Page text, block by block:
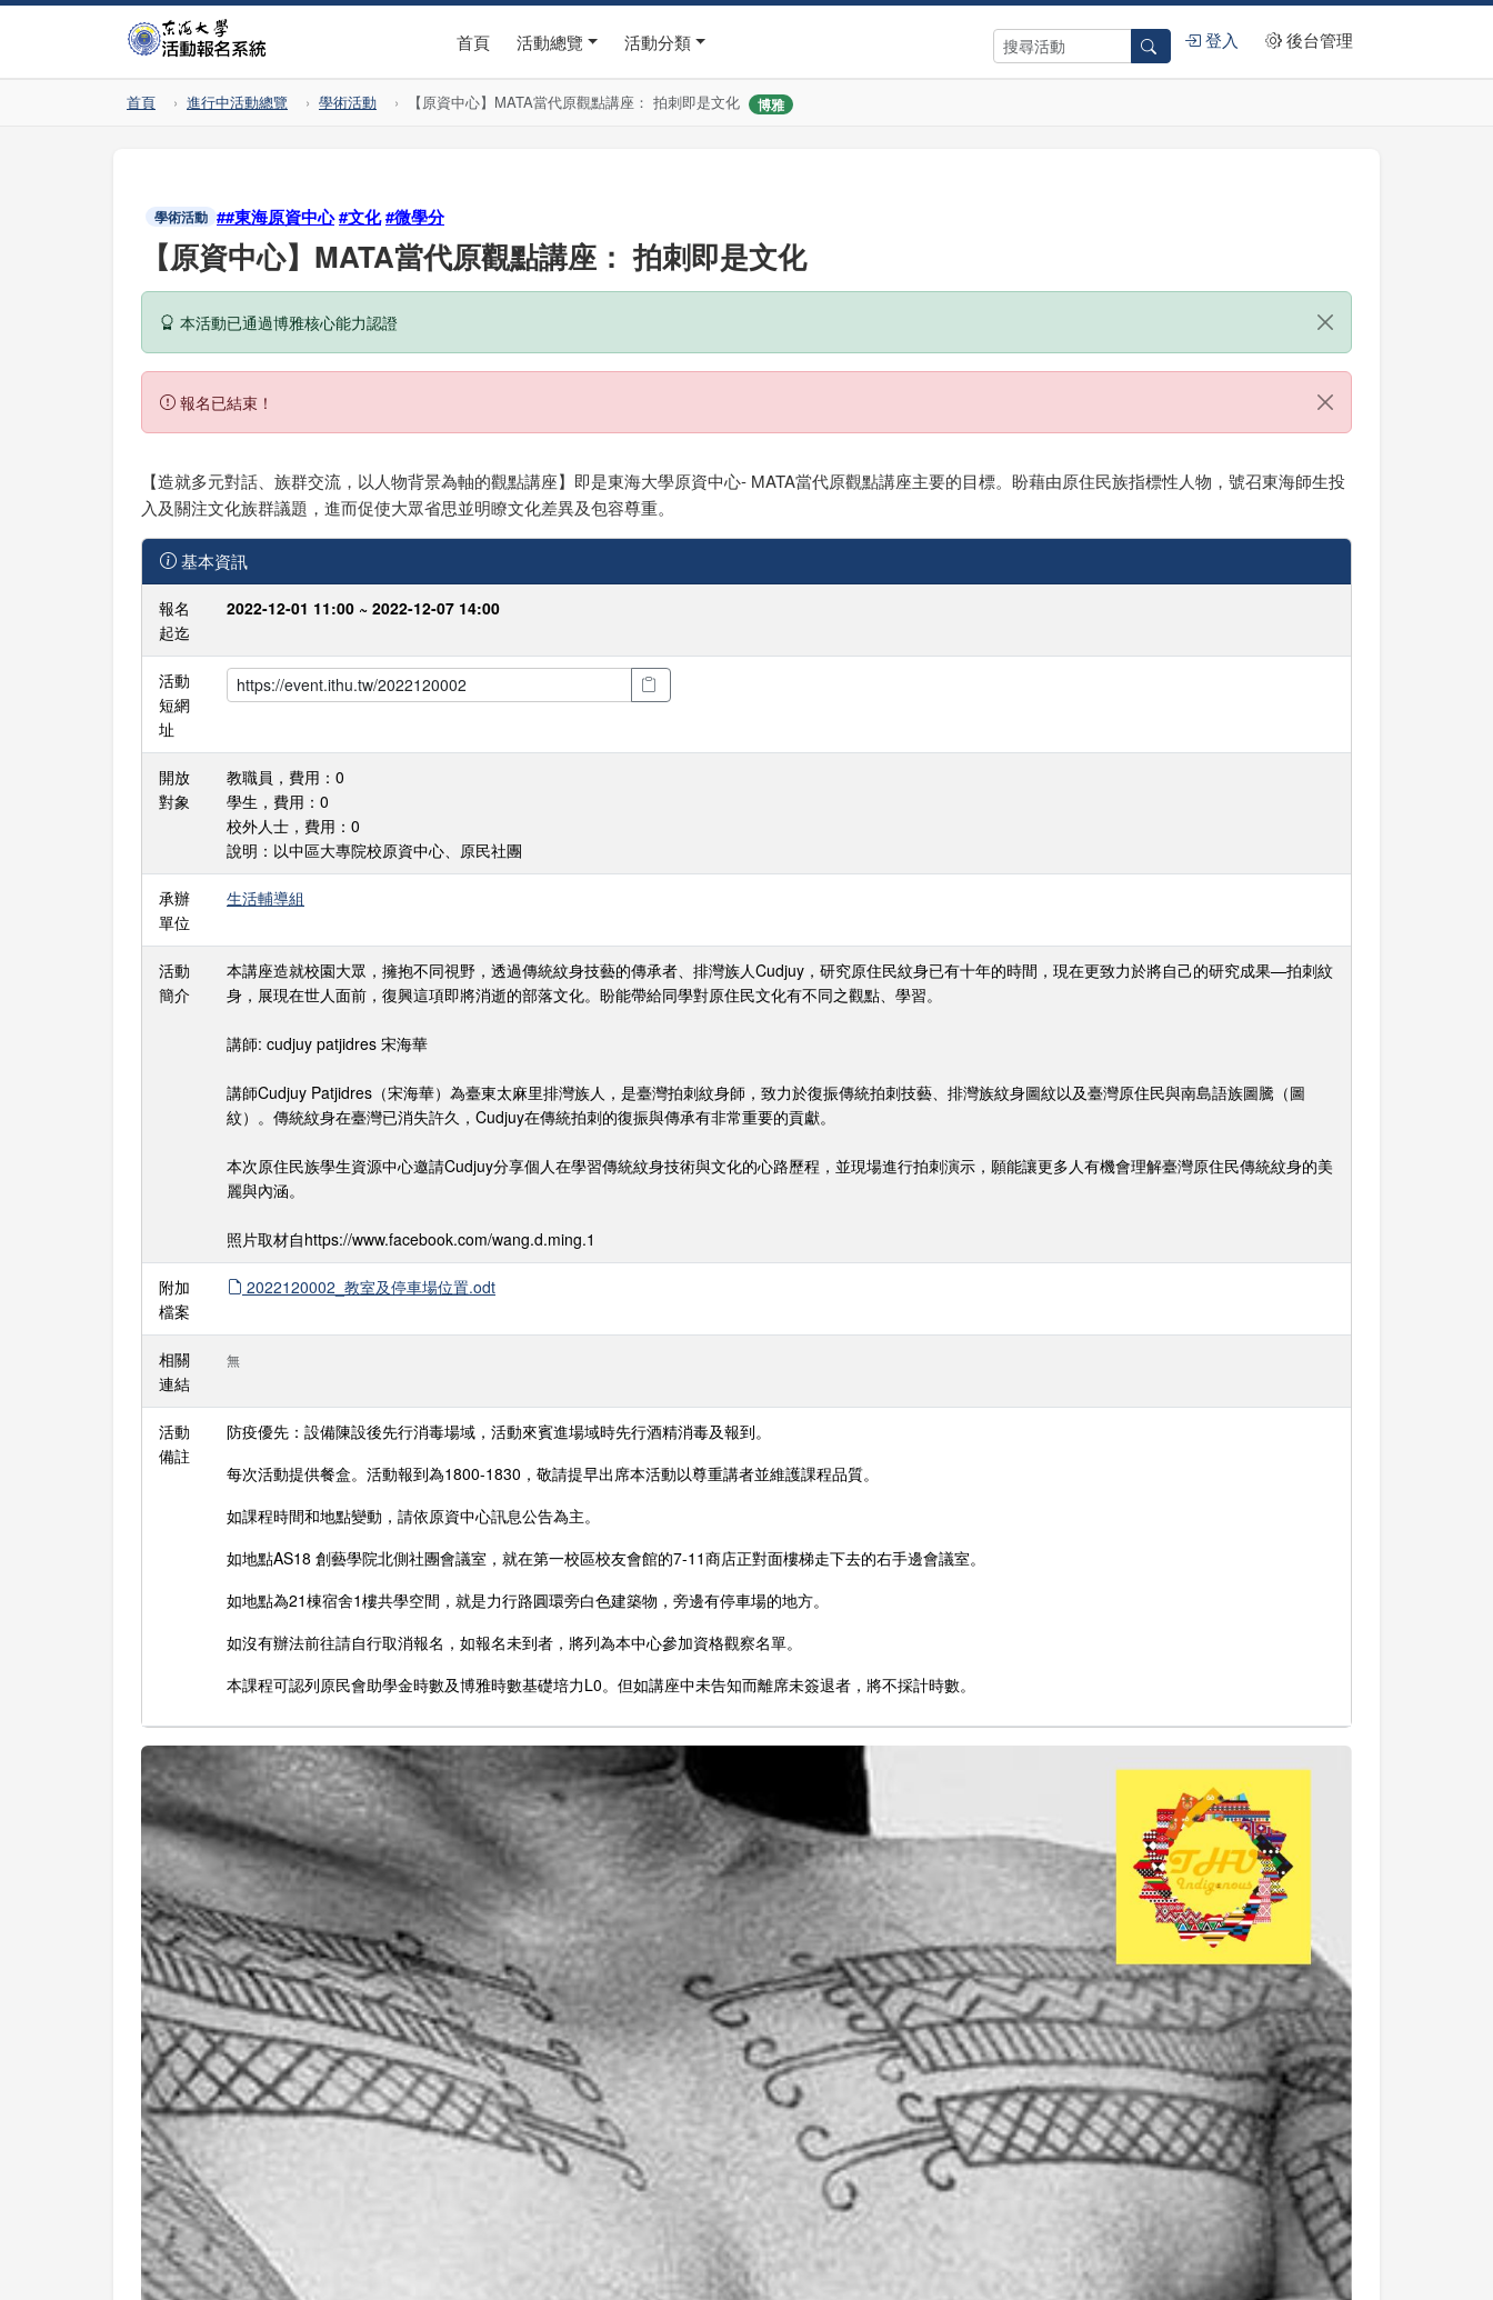
首頁 活動總覽 活動分類 登入 後台管理
首頁 進行中活動總覽 學術活動 【原資中心】MATA當代原觀點講座： 拍刺即是文化 博雅
學術活動 ##東海原資中心#文化#微學分
【原資中心】MATA當代原觀點講座： 拍刺即是文化
本活動已通過博雅核心能力認證
報名已結束！
【造就多元對話、族群交流，以人物背景為軸的觀點講座】即是東海大學原資中心- MATA當代原觀點講座主要的目標。盼藉由原住民族指標性人物，號召東海師生投
入及關注文化族群議題，進而促使大眾省思並明瞭文化差異及包容尊重。
基本資訊
報名
起迄
2022-12-01 11:00 ~ 2022-12-07 14:00
活動
短網
址
開放
對象
教職員，費用：0
學生，費用：0
校外人士，費用：0
說明：以中區大專院校原資中心、原民社團
承辦
單位
生活輔導組
活動
簡介
本講座造就校園大眾，擁抱不同視野，透過傳統紋身技藝的傳承者、排灣族人Cudjuy，研究原住民紋身已有十年的時間，現在更致力於將自己的研究成果—拍刺紋
身，展現在世人面前，復興這項即將消逝的部落文化。盼能帶給同學對原住民文化有不同之觀點、學習。
講師: cudjuy patjidres 宋海華
講師Cudjuy Patjidres（宋海華）為臺東太麻里排灣族人，是臺灣拍刺紋身師，致力於復振傳統拍刺技藝、排灣族紋身圖紋以及臺灣原住民與南島語族圖騰（圖
紋）。傳統紋身在臺灣已消失許久，Cudjuy在傳統拍刺的復振與傳承有非常重要的貢獻。
本次原住民族學生資源中心邀請Cudjuy分享個人在學習傳統紋身技術與文化的心路歷程，並現場進行拍刺演示，願能讓更多人有機會理解臺灣原住民傳統紋身的美
麗與內涵。
照片取材自https://www.facebook.com/wang.d.ming.1
附加
檔案
2022120002_教室及停車場位置.odt
相關
連結
無
活動
備註
防疫優先：設備陳設後先行消毒場域，活動來賓進場域時先行酒精消毒及報到。
每次活動提供餐盒。活動報到為1800-1830，敬請提早出席本活動以尊重講者並維護課程品質。
如課程時間和地點變動，請依原資中心訊息公告為主。
如地點AS18 創藝學院北側社團會議室，就在第一校區校友會館的7-11商店正對面樓梯走下去的右手邊會議室。
如地點為21棟宿舍1樓共學空間，就是力行路圓環旁白色建築物，旁邊有停車場的地方。
如沒有辦法前往請自行取消報名，如報名未到者，將列為本中心參加資格觀察名單。
本課程可認列原民會助學金時數及博雅時數基礎培力L0。但如講座中未告知而離席未簽退者，將不採計時數。